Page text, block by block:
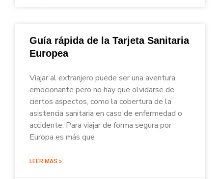
Guía rápida de la Tarjeta Sanitaria
Europea
Viajar al extranjero puede ser una aventura
emocionante pero no hay que olvidarse de
ciertos aspectos, como la cobertura de la
asistencia sanitaria en caso de enfermedad o
accidente. Para viajar de forma segura por
Europa es más que
LEER MÁS »